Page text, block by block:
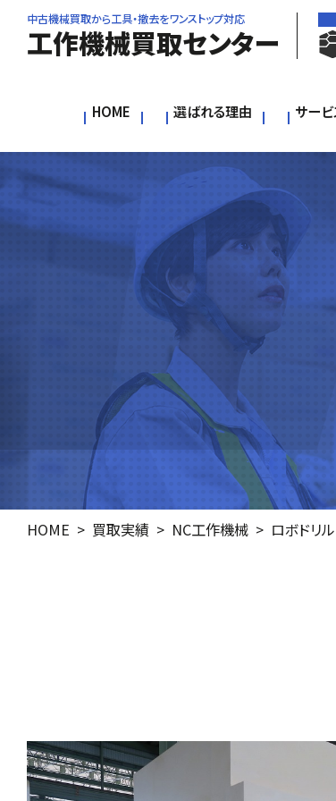
中古機械買取から工具・撤去をワンストップ対応
工作機械買取センター
HOME 選ばれる理由 サービ
HOME 買取実績 NC工作機械 ロボドリル